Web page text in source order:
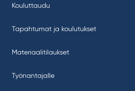
Kouluttaudu
Tapahtumat ja koulutukset
Materiaalitilaukset
Työnantajalle